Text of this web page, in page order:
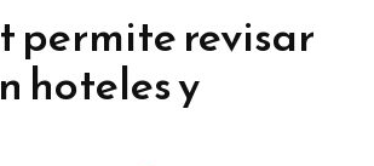
permite revisar
hoteles y